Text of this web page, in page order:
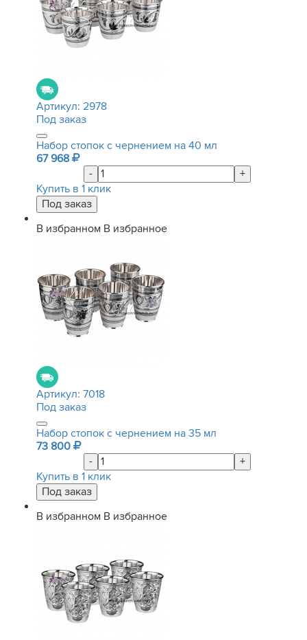
Артикул: 2978
Под заказ
Набор стопок с чернением на 40 мл
67 968
-
+
Купить в 1 клик
В избранном В избранное
Артикул: 7018
Под заказ
Набор стопок с чернением на 35 мл
73 800
-
+
Купить в 1 клик
В избранном В избранное